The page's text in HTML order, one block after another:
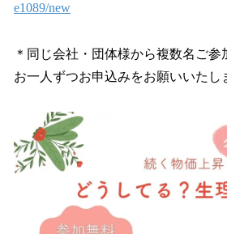
e1089/new
＊同じ会社・団体様から複数名ご参
お一人ずつお申込みをお願いいたし